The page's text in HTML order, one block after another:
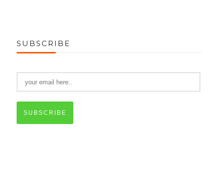
SUBSCRIBE
SUBSCRIBE